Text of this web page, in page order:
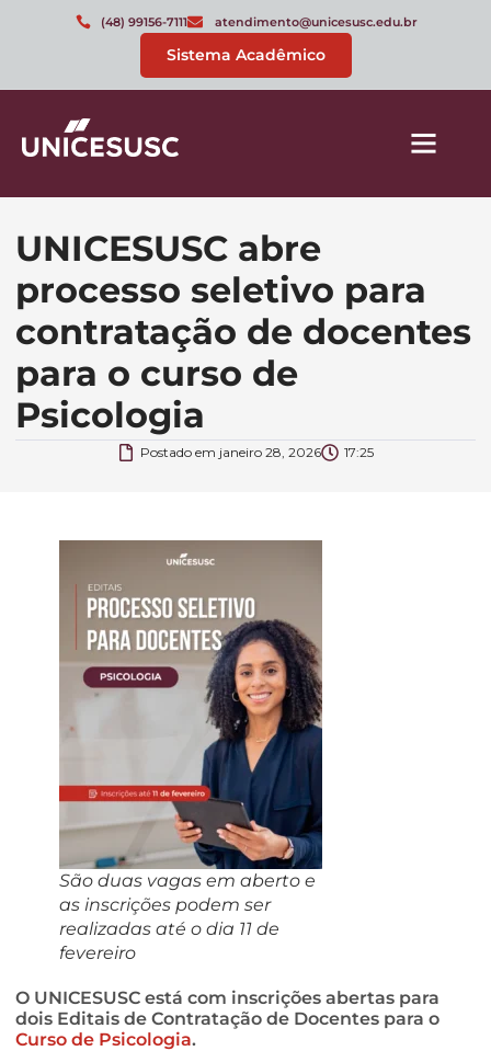
(48) 99156-7111 atendimento@unicesusc.edu.br
Sistema Acadêmico
UNICESUSC abre
processo seletivo para
contratação de docentes
para o curso de
Psicologia
Postado em janeiro 28, 2026 17:25
São duas vagas em aberto e
as inscrições podem ser
realizadas até o dia 11 de
fevereiro
O UNICESUSC está com inscrições abertas para
dois Editais de Contratação de Docentes para o
Curso de Psicologia.